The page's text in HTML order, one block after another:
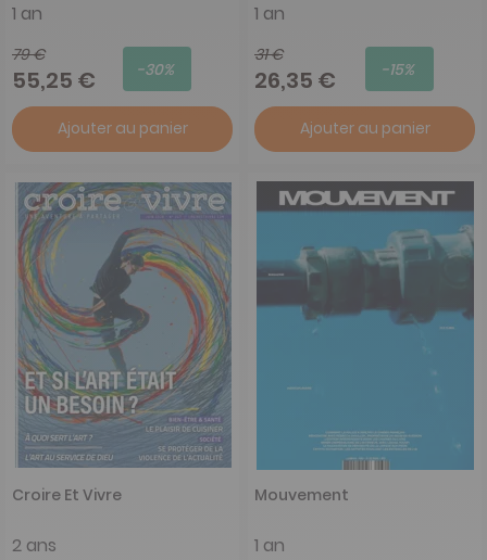
1 an
79 €
55,25 € -30%
Ajouter au panier
1 an
31 €
26,35 € -15%
Ajouter au panier
Croire Et Vivre
2 ans
Mouvement
1 an